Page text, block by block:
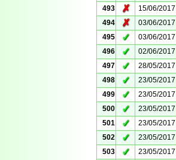
493
✗ 15/06/2017
494
✗ 03/06/2017
495
✓ 03/06/2017
496
✓ 02/06/2017
497
✓ 28/05/2017
498
✓ 23/05/2017
499
✓ 23/05/2017
500
✓ 23/05/2017
501
✓ 23/05/2017
502
✓ 23/05/2017
503
✓ 23/05/2017